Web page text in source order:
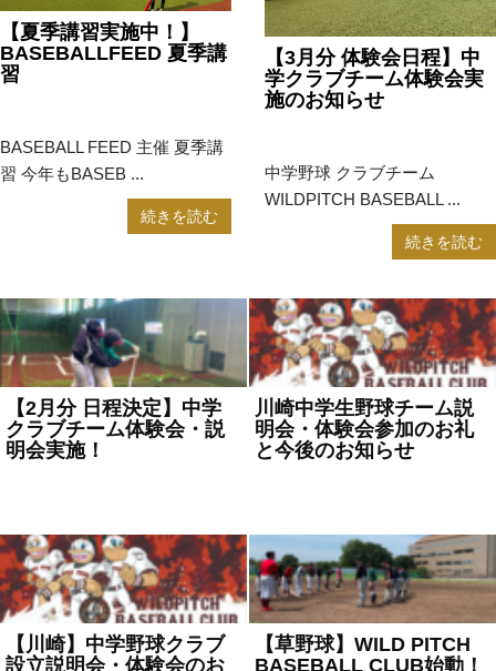
【夏季講習実施中！】
BASEBALLFEED 夏季講
習
BASEBALL FEED 主催 夏季講
習 今年もBASEB ...
続きを読む
【3月分 体験会日程】中
学クラブチーム体験会実
施のお知らせ
中学野球 クラブチーム
WILDPITCH BASEBALL ...
続きを読む
【2月分 日程決定】中学
クラブチーム体験会・説
明会実施！
川崎中学生野球チーム説
明会・体験会参加のお礼
と今後のお知らせ
【川崎】中学野球クラブ
設立説明会・体験会のお
【草野球】WILD PITCH
BASEBALL CLUB始動！